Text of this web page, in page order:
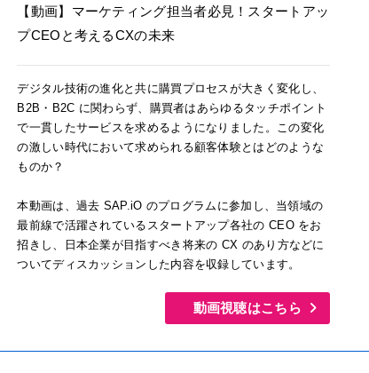
【動画】マーケティング担当者必見！スタートアッ
プCEOと考えるCXの未来
デジタル技術の進化と共に購買プロセスが大きく変化し、
B2B・B2C に関わらず、購買者はあらゆるタッチポイント
で一貫したサービスを求めるようになりました。この変化
の激しい時代において求められる顧客体験とはどのような
ものか？
本動画は、過去 SAP.iO のプログラムに参加し、当領域の
最前線で活躍されているスタートアップ各社の CEO をお
招きし、日本企業が目指すべき将来の CX のあり方などに
ついてディスカッションした内容を収録しています。
動画視聴はこちら